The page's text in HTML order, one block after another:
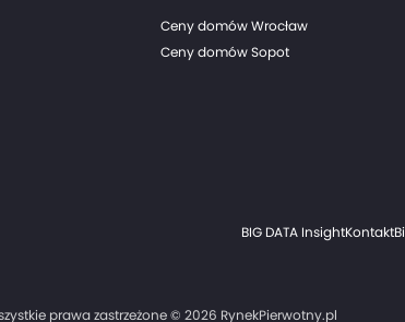
Ceny domów Wrocław
Ceny domów Sopot
BIG DATA InsightKontakt
prawa zastrzeżone © 2026 RynekPierwotny.pl